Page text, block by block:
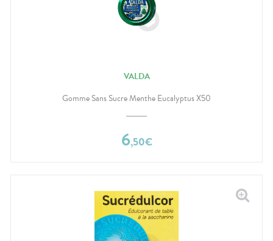
VALDA
Gomme Sans Sucre Menthe Eucalyptus X50
6,50€